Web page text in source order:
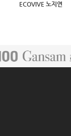
ECOVIVE 노지연